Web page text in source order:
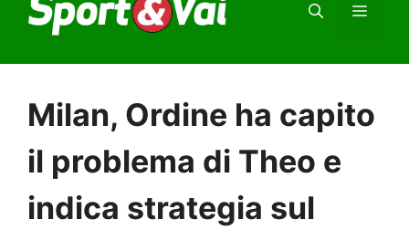
contenuto
Milan, Ordine ha capito
il problema di Theo e
indica strategia sul